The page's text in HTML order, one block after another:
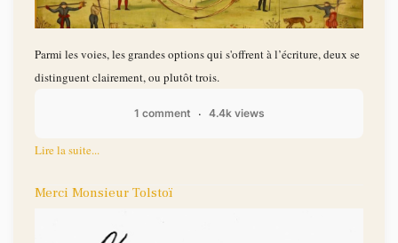
Parmi les voies, les grandes options qui s'offrent à l’écriture, deux se
distinguent clairement, ou plutôt trois.
1 comment 4.4k views
Lire la suite...
Merci Monsieur Tolstoï